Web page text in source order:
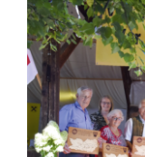
Zeige
grösseres
Bild